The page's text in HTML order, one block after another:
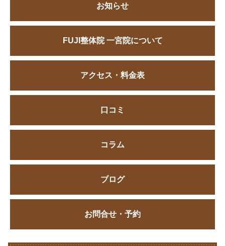
お知らせ
FUJI整体院 一宮院について
アクセス・料金表
口コミ
コラム
ブログ
お問合せ・予約